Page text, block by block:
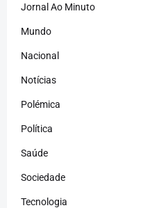
Jornal Ao Minuto
Mundo
Nacional
Notícias
Polémica
Política
Saúde
Sociedade
Tecnologia